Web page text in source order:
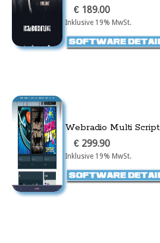
€ 189.00
Inklusive 19% MwSt.
Webradio Multi Script
€ 299.90
Inklusive 19% MwSt.